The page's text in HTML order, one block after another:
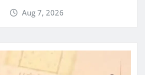
Aug 7, 2026